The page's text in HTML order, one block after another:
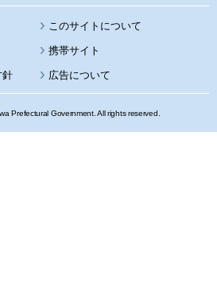
このサイトについて
携帯サイト
針 広告について
Prefectural Government. All rights reserved.